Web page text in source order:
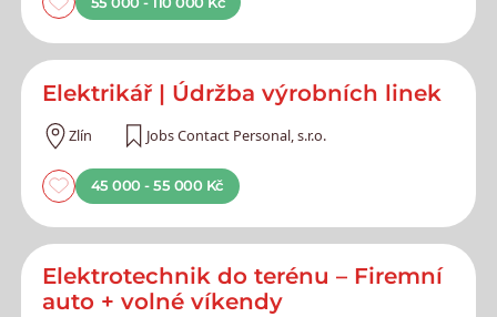
Elektrikář | Údržba výrobních linek
Zlín Jobs Contact Personal, s.r.o.
45 000 - 55 000 Kč
Elektrotechnik do terénu – Firemní
auto + volné víkendy